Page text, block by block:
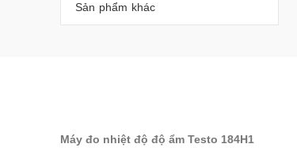
Sản phẩm khác
Máy đo nhiệt độ độ ẩm Testo 184H1